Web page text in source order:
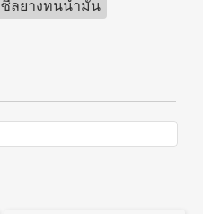
ซีลยางทนน้ำมัน